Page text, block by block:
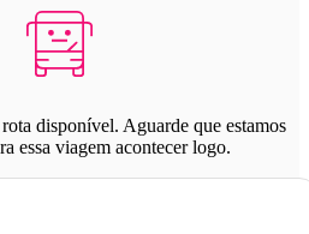
disponível. Aguarde que estamos
essa viagem acontecer logo.